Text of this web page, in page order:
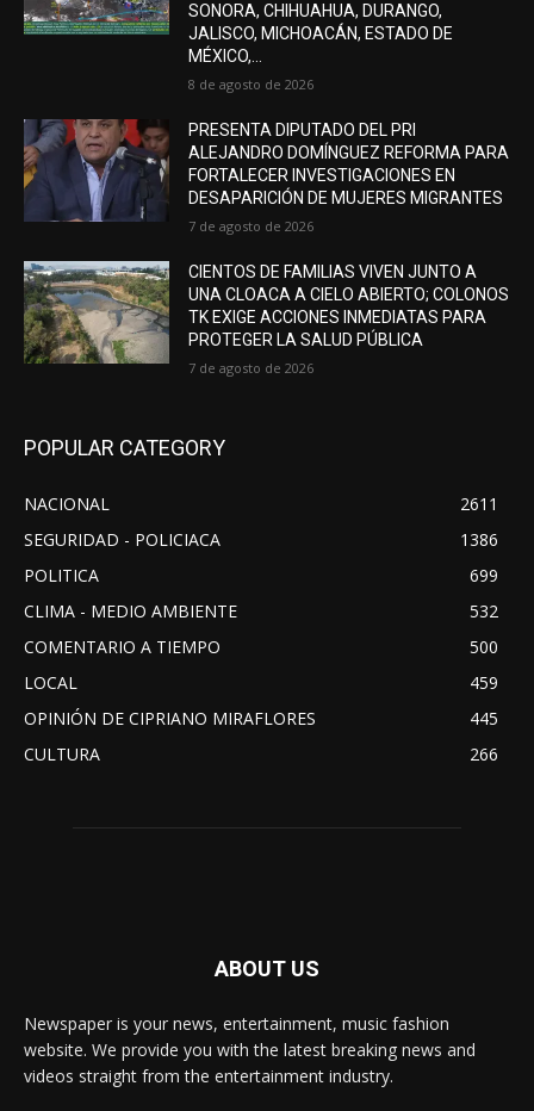
SONORA, CHIHUAHUA, DURANGO,
JALISCO, MICHOACÁN, ESTADO DE
MÉXICO,...
8 de agosto de 2026
PRESENTA DIPUTADO DEL PRI
ALEJANDRO DOMÍNGUEZ REFORMA PARA
FORTALECER INVESTIGACIONES EN
DESAPARICIÓN DE MUJERES MIGRANTES
7 de agosto de 2026
CIENTOS DE FAMILIAS VIVEN JUNTO A
UNA CLOACA A CIELO ABIERTO; COLONOS
TK EXIGE ACCIONES INMEDIATAS PARA
PROTEGER LA SALUD PÚBLICA
7 de agosto de 2026
POPULAR CATEGORY
NACIONAL
2611
SEGURIDAD - POLICIACA
1386
POLITICA
699
CLIMA - MEDIO AMBIENTE
532
COMENTARIO A TIEMPO
500
LOCAL
459
OPINIÓN DE CIPRIANO MIRAFLORES
445
CULTURA
266
ABOUT US
Newspaper is your news, entertainment, music fashion
website. We provide you with the latest breaking news and
videos straight from the entertainment industry.